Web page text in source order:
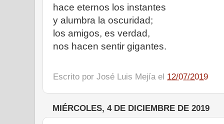
hace eternos los instantes
y alumbra la oscuridad;
los amigos, es verdad,
nos hacen sentir gigantes.
Escrito por José Luis Mejía el 12/07/2019
MIÉRCOLES, 4 DE DICIEMBRE DE 2019